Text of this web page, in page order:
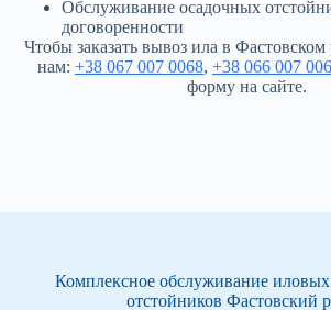
Обслуживание осадочных
договоренности
Чтобы заказать вывоз ила в
нам: +38 067 007 0068, +38 066 007
форму на сайте.
Комплексное обслуживание иловых
отстойников Фастовский